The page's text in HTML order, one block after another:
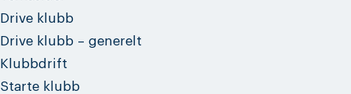
Drive klubb
Drive klubb – generelt
Klubbdrift
Starte klubb